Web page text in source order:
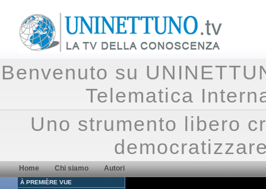
Benvenuto su
Telematica
Uno strumento libero
Home Chi siamo Autori
À PREMIÈRE VUE